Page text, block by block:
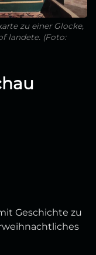
zu einer Glocke,
landete. (Foto:
Geschichte zu